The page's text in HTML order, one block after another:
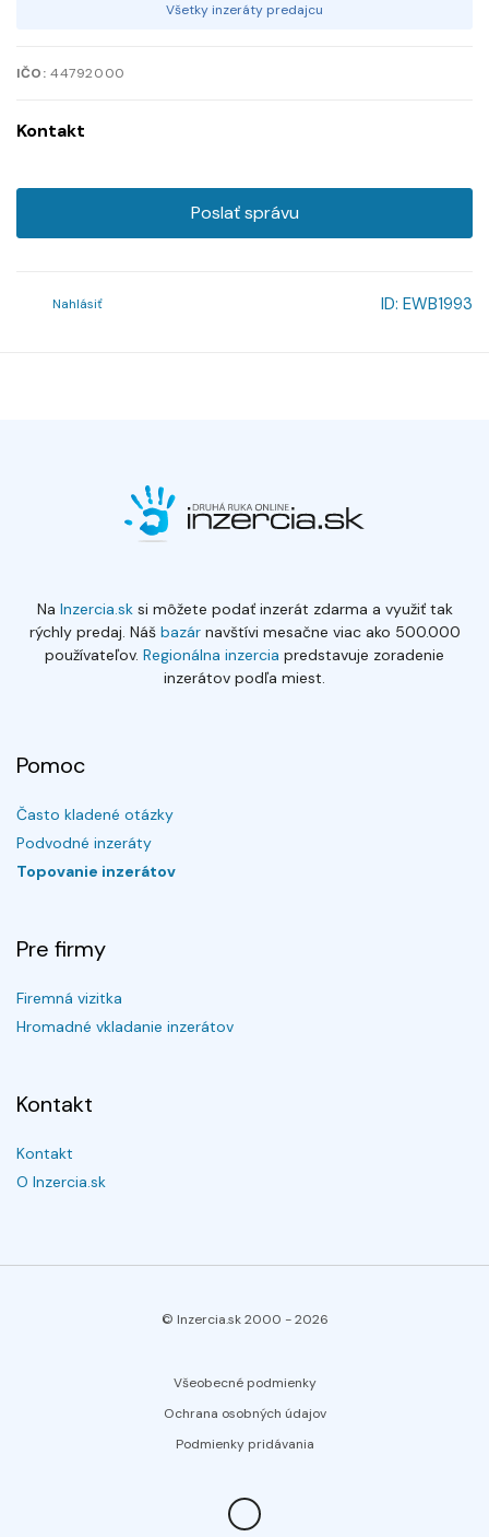
Všetky inzeráty predajcu
IČO: 44792000
Kontakt
Poslať správu
Nahlásiť ID: EWB1993
Na Inzercia.sksi môžete podať inzerát zdarma a využiť tak
rýchly predaj. Náš bazárnavštívi mesačne viac ako 500.000
používateľov. Regionálna inzercia predstavuje zoradenie
inzerátov podľa miest.
Pomoc
Často kladené otázky
Podvodné inzeráty
Topovanie inzerátov
Pre firmy
Firemná vizitka
Hromadné vkladanie inzerátov
Kontakt
Kontakt
O Inzercia.sk
© Inzercia.sk 2000 -2026
Všeobecné podmienky
Ochrana osobných údajov
Podmienky pridávania